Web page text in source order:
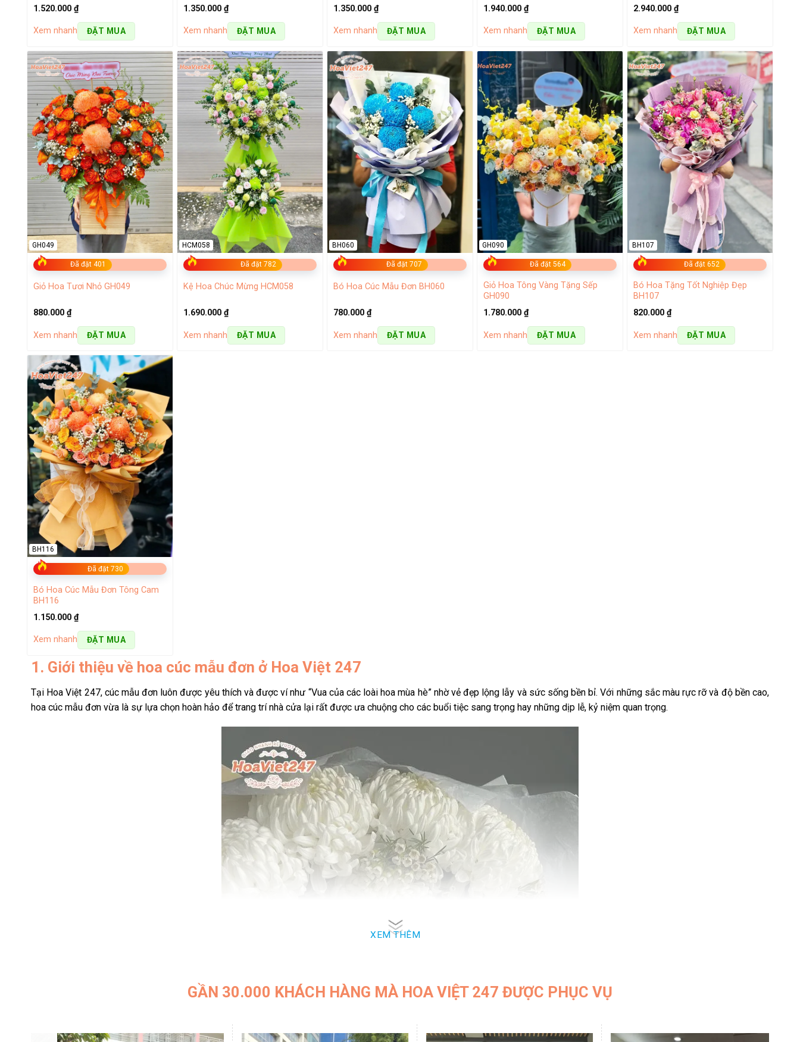
1.520.000 ₫
Xem nhanh ĐẶT MUA
1.350.000 ₫
Xem nhanh ĐẶT MUA
1.350.000 ₫
Xem nhanh ĐẶT MUA
1.940.000 ₫
Xem nhanh ĐẶT MUA
2.940.000 ₫
Xem nhanh ĐẶT MUA
Đã đặt 401
GH049
Giỏ Hoa Tươi Nhỏ GH049
880.000 ₫
Xem nhanh ĐẶT MUA
Đã đặt 782
HCM058
Kệ Hoa Chúc Mừng HCM058
1.690.000 ₫
Xem nhanh ĐẶT MUA
Đã đặt 707
BH060
Bó Hoa Cúc Mẫu Đơn BH060
780.000 ₫
Xem nhanh ĐẶT MUA
Đã đặt 564
GH090
Giỏ Hoa Tông Vàng Tặng Sếp
GH090
1.780.000 ₫
Xem nhanh ĐẶT MUA
Đã đặt 652
BH107
Bó Hoa Tặng Tốt Nghiệp Đẹp
BH107
820.000 ₫
Xem nhanh ĐẶT MUA
Đã đặt 730
BH116
Bó Hoa Cúc Mẫu Đơn Tông Cam
BH116
1.150.000 ₫
Xem nhanh ĐẶT MUA
1. Giới thiệu về hoa cúc mẫu đơn ở Hoa Việt 247
Tại Hoa Việt 247, cúc mẫu đơn luôn được yêu thích và được ví như “Vua của các loài hoa mùa hè” nhờ vẻ đẹp lộng lẫy và sức sống bền bỉ. Với những sắc màu rực rỡ và độ bền cao,
hoa cúc mẫu đơn vừa là sự lựa chọn hoàn hảo để trang trí nhà cửa lại rất được ưa chuộng cho các buổi tiệc sang trọng hay những dịp lễ, kỷ niệm quan trọng.
XEM THÊM
GẦN 30.000 KHÁCH HÀNG MÀ HOA VIỆT 247 ĐƯỢC PHỤC VỤ